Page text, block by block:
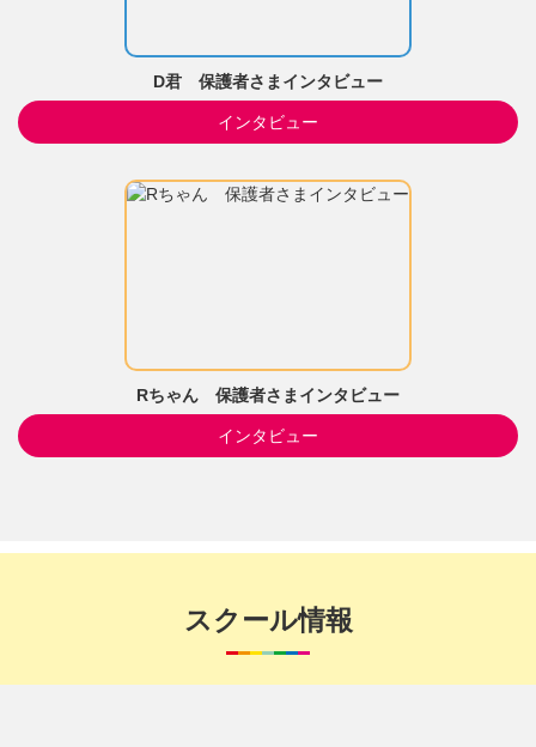
D君 保護者さまインタビュー
インタビュー
Rちゃん 保護者さまインタビュー
インタビュー
スクール情報